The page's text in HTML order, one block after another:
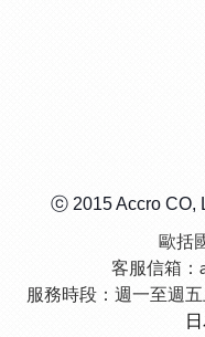
ⓒ 2015 Accro CO,
歐括
客服信箱：
服務時段：週一至週